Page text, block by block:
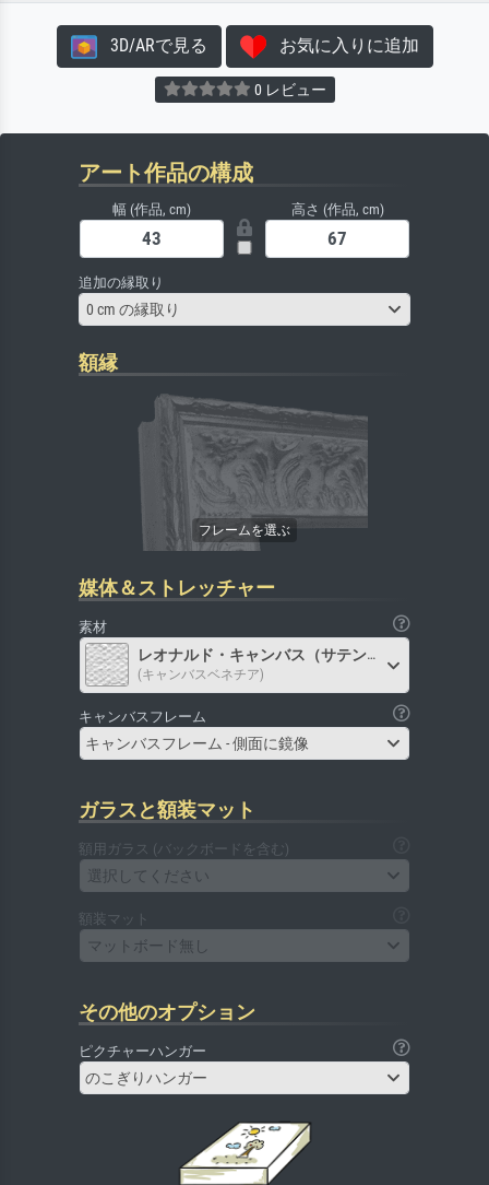
3D/ARで見る お気に入りに追加
0 レビュー
アート作品の構成
幅 (作品, cm) 高さ (作品, cm)
追加の縁取り
0 cm の縁取り
額縁
媒体＆ストレッチャー
素材
レオナルド・キャンバス（サテン）
(キャンバスベネチア)
キャンバスフレーム
キャンバスフレーム - 側面に鏡像
ガラスと額装マット
額用ガラス (バックボードを含む)
選択してください
額装マット
マットボード無し
その他のオプション
ピクチャーハンガー
のこぎりハンガー